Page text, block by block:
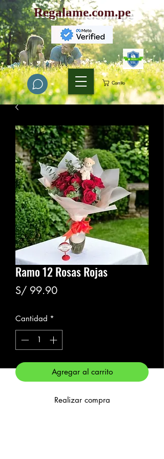
Regalame.com.pe
Carrito
Ramo 12 Rosas Rojas
S/ 99.90Precio
Cantidad *
Agregar al carrito
Realizar compra